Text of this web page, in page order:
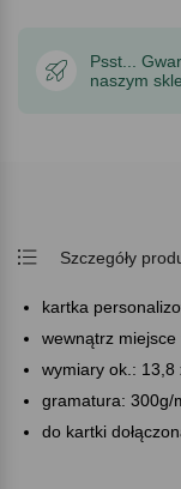
Psst...
naszym
Szczegóły
kartka
wewnątrz
wymiary ok.: 13,8
gramatura: 300g/
do kartki